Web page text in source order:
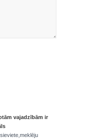
vajadzībām ir